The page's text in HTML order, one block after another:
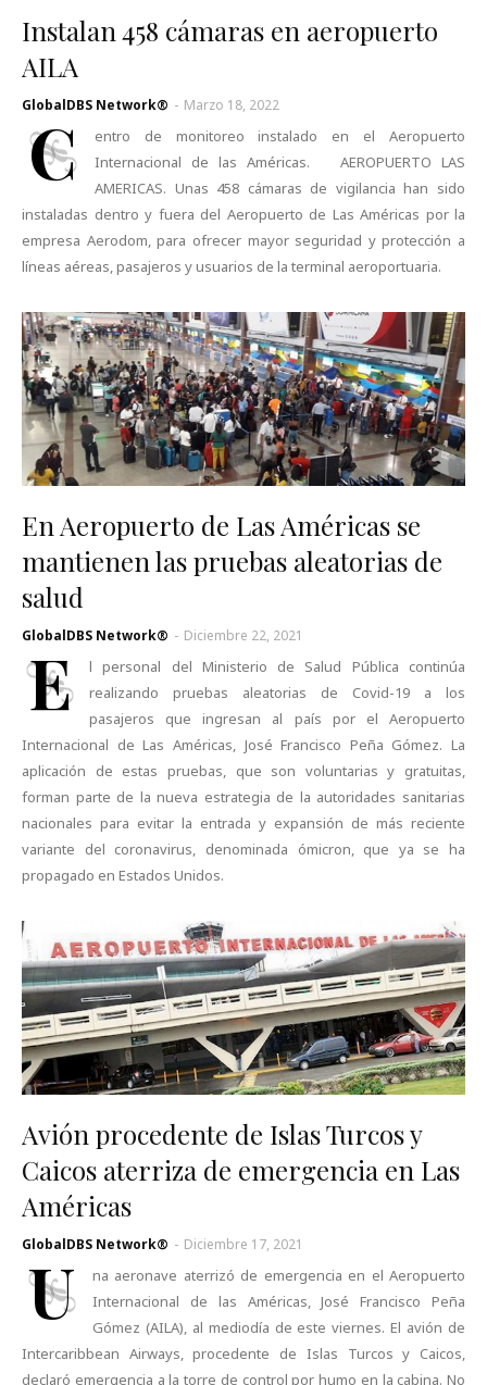
Instalan 458 cámaras en aeropuerto
AILA
GlobalDBS Network® - Marzo 18, 2022
C
entro de monitoreo instalado en el Aeropuerto
Internacional de las Américas. AEROPUERTO LAS
AMERICAS. Unas 458 cámaras de vigilancia han sido
instaladas dentro y fuera del Aeropuerto de Las Américas por la
empresa Aerodom, para ofrecer mayor seguridad y protección a
líneas aéreas, pasajeros y usuarios de la terminal aeroportuaria.
En Aeropuerto de Las Américas se
mantienen las pruebas aleatorias de
salud
GlobalDBS Network® - Diciembre 22, 2021
E
l personal del Ministerio de Salud Pública continúa
realizando pruebas aleatorias de Covid-19 a los
pasajeros que ingresan al país por el Aeropuerto
Internacional de Las Américas, José Francisco Peña Gómez. La
aplicación de estas pruebas, que son voluntarias y gratuitas,
forman parte de la nueva estrategia de la autoridades sanitarias
nacionales para evitar la entrada y expansión de más reciente
variante del coronavirus, denominada ómicron, que ya se ha
propagado en Estados Unidos.
Avión procedente de Islas Turcos y
Caicos aterriza de emergencia en Las
Américas
GlobalDBS Network® - Diciembre 17, 2021
U
na aeronave aterrizó de emergencia en el Aeropuerto
Internacional de las Américas, José Francisco Peña
Gómez (AILA), al mediodía de este viernes. El avión de
Intercaribbean Airways, procedente de Islas Turcos y Caicos,
declaró emergencia a la torre de control por humo en la cabina. No